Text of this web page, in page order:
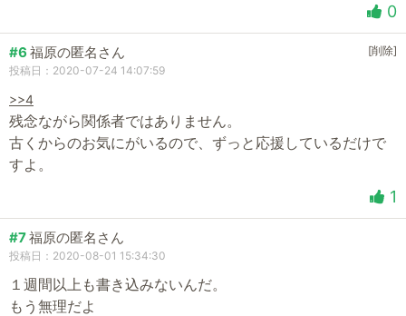
0
#6 福原の匿名さん
[削除]
投稿日：2020-07-24 14:07:59
>>4
残念ながら関係者ではありません。
古くからのお気にがいるので、ずっと応援しているだけで
すよ。
1
#7福原の匿名さん
投稿日：2020-08-01 15:34:30
１週間以上も書き込みないんだ。
もう無理だよ